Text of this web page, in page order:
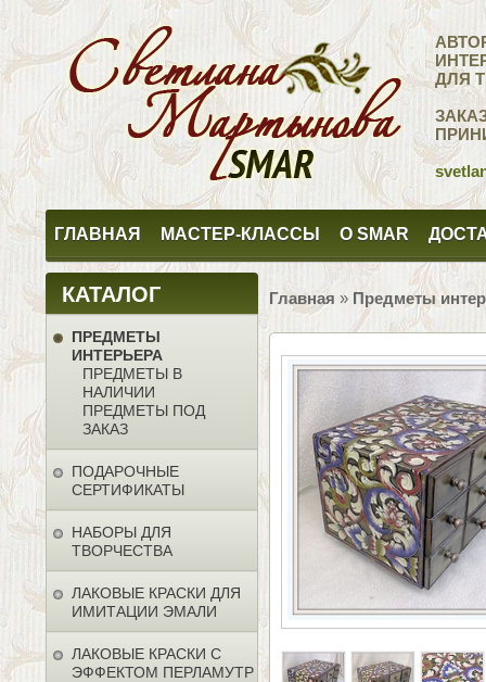
ДЛЯ
ГЛАВНАЯ МАСТЕР-КЛАССЫ О SMAR
КАТАЛОГ
ПРЕДМЕТЫ
ИНТЕРЬЕРА
ПРЕДМЕТЫ В
НАЛИЧИИ
ПРЕДМЕТЫ ПОД
ЗАКАЗ
ПОДАРОЧНЫЕ
СЕРТИФИКАТЫ
НАБОРЫ ДЛЯ
ТВОРЧЕСТВА
ЛАКОВЫЕ КРАСКИ ДЛЯ
ИМИТАЦИИ ЭМАЛИ
ЛАКОВЫЕ КРАСКИ С
ЭФФЕКТОМ ПЕРЛАМУТР
Главная » Предметы